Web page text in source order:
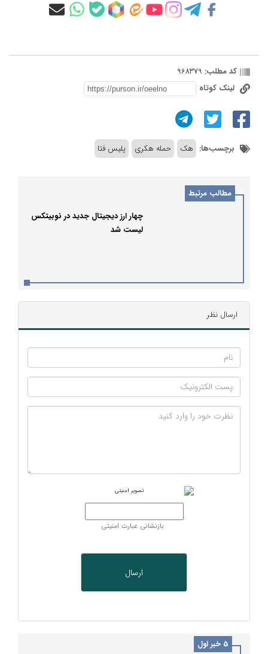
کد مطلب: 968379
لینک کوتاه
برچسب‌ها: هک حمله هکری پلیس فتا
مطالب مرتبط
چهار ارز دیجیتال جدید در نوبیتکس
لیست شد
ارسال نظر
بازنشانی عبارت امنیتی
5 خبر اول